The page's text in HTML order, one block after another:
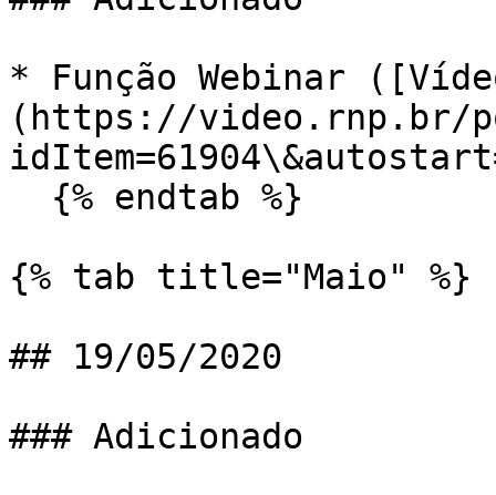
* Função Webinar
(https://video.rnp.br/
{% tab title="Maio" %}
## 19/05/2020
### Adicionado